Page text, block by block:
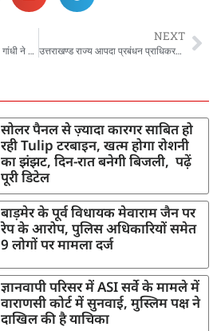
UKSSSC पेपर लीक केस: राहुल गांधी ने बीजेपी को दिया दूसरा नाम, भाजपा ने भी दिया मजेदार जवाब
NEXT
उत्तराखण्ड राज्य आपदा प्रबंधन प्राधिकरण में योग एवं स्वास्थ्य कार्यशाला का आयोजन
सोलर पैनल से ज़्यादा कारगर साबित हो
रही Tulip टरबाइन, खत्म होगा रोशनी
का झंझट, दिन-रात बनेगी बिजली, पढ़ें
पूरी डिटेल
बाड़मेर के पूर्व विधायक मेवाराम जैन पर
रेप के आरोप, पुलिस अधिकारियों समेत
9 लोगों पर मामला दर्ज
ज्ञानवापी परिसर में ASI सर्वे के मामले में
वाराणसी कोर्ट में सुनवाई, मुस्लिम पक्ष ने
दाखिल की है याचिका